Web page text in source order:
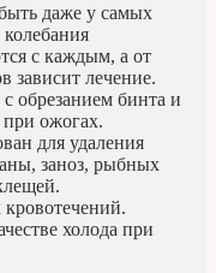
даже у самых
с каждым, а от
зависит лечение.
обрезанием бинта и
ожогах.
для удаления
заноз, рыбных
холода при